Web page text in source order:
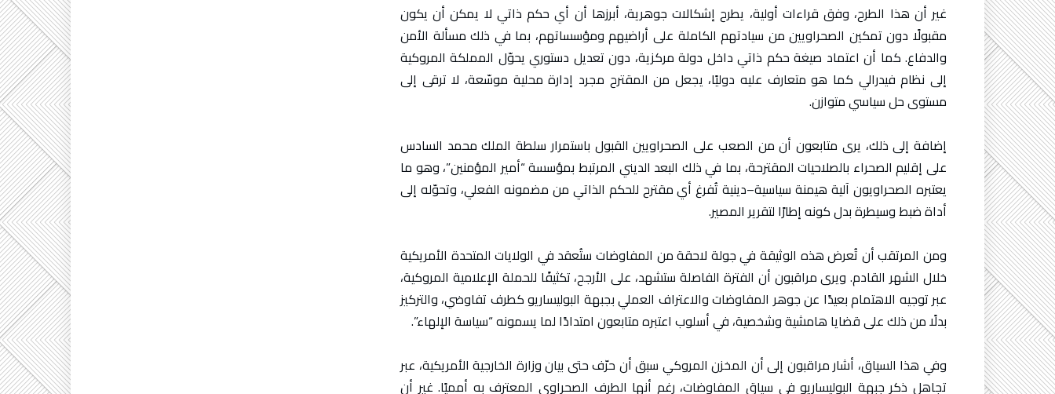
غير أن هذا الطرح، وفق قراءات أولية، يطرح إشكالات جوهرية، أبرزها أن أي حكم ذاتي لا يمكن أن يكون
مقبولًا دون تمكين الصحراويين من سيادتهم الكاملة على أراضيهم ومؤسساتهم، بما في ذلك مسألة الأمن
والدفاع. كما أن اعتماد صيغة حكم ذاتي داخل دولة مركزية، دون تعديل دستوري يحوّل المملكة المروكية
إلى نظام فيدرالي كما هو متعارف عليه دوليًا، يجعل من المقترح مجرد إدارة محلية موسّعة، لا ترقى إلى
مستوى حل سياسي متوازن.
إضافة إلى ذلك، يرى متابعون أن من الصعب على الصحراويين القبول باستمرار سلطة الملك محمد السادس
على إقليم الصحراء بالصلاحيات المقترحة، بما في ذلك البعد الديني المرتبط بمؤسسة “أمير المؤمنين”، وهو ما
يعتبره الصحراويون آلية هيمنة سياسية–دينية تُفرغ أي مقترح للحكم الذاتي من مضمونه الفعلي، وتحوّله إلى
أداة ضبط وسيطرة بدل كونه إطارًا لتقرير المصير.
ومن المرتقب أن تُعرض هذه الوثيقة في جولة لاحقة من المفاوضات ستُعقد في الولايات المتحدة الأمريكية
خلال الشهر القادم. ويرى مراقبون أن الفترة الفاصلة ستشهد، على الأرجح، تكثيفًا للحملة الإعلامية المروكية،
عبر توجيه الاهتمام بعيدًا عن جوهر المفاوضات والاعتراف العملي بجبهة البوليساريو كطرف تفاوضي، والتركيز
بدلًا من ذلك على قضايا هامشية وشخصية، في أسلوب اعتبره متابعون امتدادًا لما يسمونه “سياسة الإلهاء”.
وفي هذا السياق، أشار مراقبون إلى أن المخزن المروكي سبق أن حرّف حتى بيان وزارة الخارجية الأمريكية، عبر
تجاهل ذكر جبهة البوليساريو في سياق المفاوضات، رغم أنها الطرف الصحراوي المعترف به أمميًا. غير أن